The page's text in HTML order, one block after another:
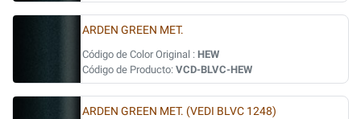
ARDEN GREEN MET.
Código de Color Original : HEW
Código de Producto: VCD-BLVC-HEW
ARDEN GREEN MET. (VEDI BLVC 1248)